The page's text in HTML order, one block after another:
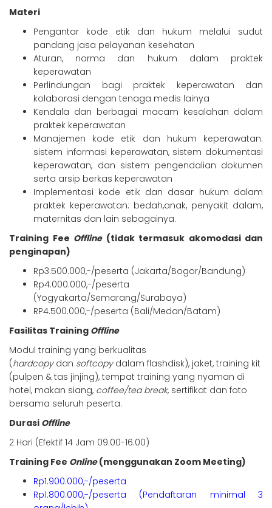
Materi
Pengantar kode etik dan hukum melalui sudut
pandang jasa pelayanan kesehatan
Aturan, norma dan hukum dalam praktek
keperawatan
Perlindungan bagi praktek keperawatan dan
kolaborasi dengan tenaga medis lainya
Kendala dan berbagai macam kesalahan dalam
praktek keperawatan
Manajemen kode etik dan hukum keperawatan:
sistem informasi keperawatan, sistem dokumentasi
keperawatan, dan sistem pengendalian dokumen
serta arsip berkas keperawatan
Implementasi kode etik dan dasar hukum dalam
praktek keperawatan: bedah,anak, penyakit dalam,
maternitas dan lain sebagainya.
Training Fee Offline (tidak termasuk akomodasi dan
penginapan)
Rp3.500.000,-/peserta (Jakarta/Bogor/Bandung)
Rp4.000.000,-/peserta
(Yogyakarta/Semarang/Surabaya)
RP4.500.000,-/peserta (Bali/Medan/Batam)
Fasilitas Training Offline
Modul training yang berkualitas
(hardcopydan softcopy dalam flashdisk), jaket, training kit
(pulpen & tas jinjing), tempat training yang nyaman di
hotel, makan siang, coffee/tea break, sertifikat dan foto
bersama seluruh peserta.
Durasi Offline
2 Hari (Efektif 14 Jam 09.00-16.00)
Training Fee Online(menggunakan Zoom Meeting)
Rp1.900.000,-/peserta
Rp1.800.000,-/peserta (Pendaftaran minimal 3